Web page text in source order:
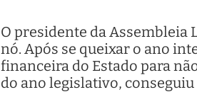
O presidente da Assembleia
nó. Após se queixar o ano
financeira do Estado para
do ano legislativo, conseguiu